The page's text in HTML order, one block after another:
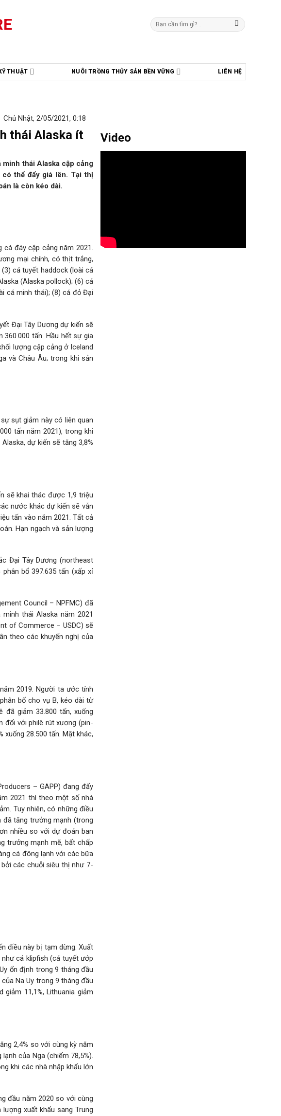
Tìm
kiếm:
THUẬT NUÔI TRỒNG THỦY SẢN BỀN VỮNG LIÊN HỆ
Chủ Nhật, 2/05/2021, 0:18
thái Alaska ít
minh thái Alaska cập cảng
thể đẩy giá lên. Tại thị
là ​​còn kéo dài.
cá đáy cập cảng năm 2021.
mại chính, có thịt trắng,
cá tuyết haddock (loài cá
(Alaska pollock); (6) cá
cá minh thái); (8) cá đỏ Đại
Đại Tây Dương dự kiến ​​sẽ
360.000 tấn. Hầu hết sự gia
lượng cập cảng ở Iceland
và Châu Âu; trong khi sản
sụt giảm này có liên quan
tấn năm 2021), trong khi
dự kiến ​​sẽ tăng 3,8%
​​sẽ khai thác được 1,9 triệu
nước khác dự kiến ​​sẽ vẫn
tấn vào năm 2021. Tất cả
Hạn ngạch và sản lượng
Đại Tây Dương (northeast
bổ 397.635 tấn (xấp xỉ
Council – NPFMC) đã
thái Alaska năm 2021
of Commerce – USDC) sẽ
theo các khuyến nghị của
2019. Người ta ước tính
bổ cho vụ B, kéo dài từ
đã giảm 33.800 tấn, xuống
đối với philê rút xương (pin-
xuống 28.500 tấn. Mặt khác,
– GAPP) đang đẩy
2021 thì theo một số nhà
Tuy nhiên, có những điều
đã tăng trưởng mạnh (trong
nhiều so với dự đoán ban
trưởng mạnh mẽ, bất chấp
cá đông lạnh với các bữa
các chuỗi siêu thị như 7-
điều này bị tạm dừng. Xuất
cá klipfish (cá tuyết ướp
ổn định trong 9 tháng đầu
Na Uy trong 9 tháng đầu
11,1%, Lithuania giảm
2,4% so với cùng kỳ năm
của Nga (chiếm 78,5%).
khi các nhà nhập khẩu lớn
đầu năm 2020 so với cùng
xuất khẩu sang Trung
Video